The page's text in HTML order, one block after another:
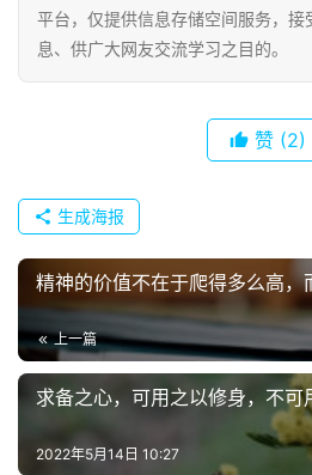
经
今
词
常
用
贺
登录 注
平台，仅提供信息存储空间服务，
息、供广大网友交流学习之目的。
赞 (2)
生成海报
精神的价值不在于爬得多么高，
上一篇
求备之心，可用之以修身，不可
2022年5月14日 10:27